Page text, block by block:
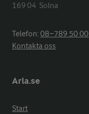
169 04  Solna
Telefon:08−789 50 00
Kontakta oss
Arla.se
Start